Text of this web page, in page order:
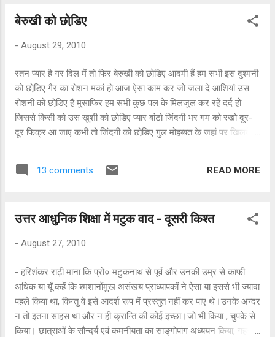
बेरुखी को छोडि़ए
- August 29, 2010
रतन प्यार है गर दिल में तो फिर बेरुखी को छोडि़ए आदमी हैं हम सभी इस दुश्मनी
को छोडि़ए गैर का रोशन मकां हो आज ऐसा काम कर जो जला दे आशियां उस
रोशनी को छोडि़ए हैं मुसाफिर हम सभी कुछ पल के मिलजुल कर रहें दर्द हो
जिससे किसी को उस खुशी को छोडि़ए प्यार बांटो जिंदगी भर गम को रखो दूर-
दूर फिक्र आ जाए कभी तो जिंदगी को छोडि़ए गुल मोहब्बत के जहां पर खिलते हों
दुनिया चार दिन की है यहां नफरतों और दहशतों की उस लड़ी को छोडि़ए
13 comments READ MORE
उत्तर आधुनिक शिक्षा में मटुक वाद - दूसरी किश्त
- August 27, 2010
- हरिशंकर राढ़ी माना कि प्रो० मटुकनाथ से पूर्व और उनकी उम्र से काफी
अधिक या यूँ कहें कि श्मशानोंमुख असंखय प्राध्यापकों ने ऐसा या इससे भी ज्यादा
पहले किया था, किन्तु वे इसे आदर्श रूप में प्रस्तुत नहीं कर पाए थे।उनके अन्दर
न तो इतना साहस था और न ही क्रान्ति की कोई इच्छा।जो भी किया , चुपके से
किया। छात्राओं के सौन्दर्य एवं कमनीयता का साङ्‌गोपांग अध्ययन किया, गहन